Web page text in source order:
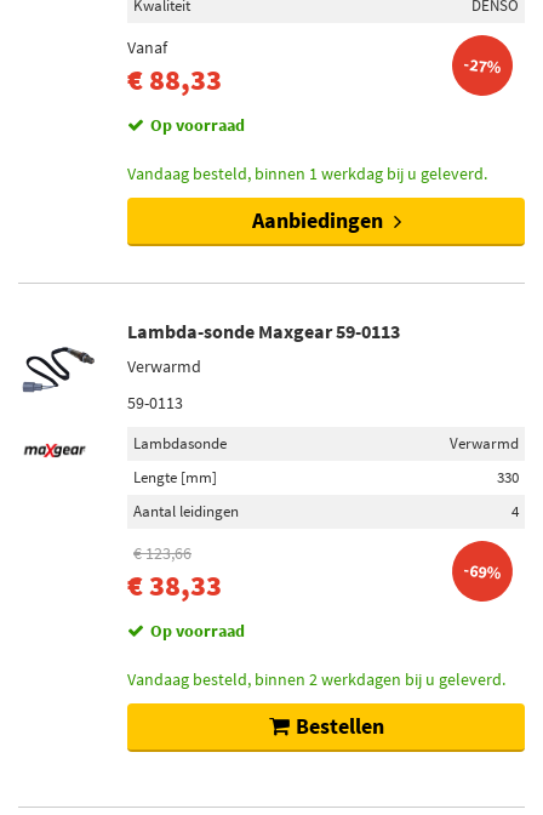
Kwaliteit DENSO
Vanaf
€ 88,33 -27%
Op voorraad
Vandaag besteld, binnen 1 werkdag bij u geleverd.
Aanbiedingen
Lambda-sonde Maxgear 59-0113
Verwarmd
59-0113
Lambdasonde
Verwarmd
Lengte [mm]
330
Aantal leidingen
4
€ 123,66
€ 38,33 -69%
Op voorraad
Vandaag besteld, binnen 2 werkdagen bij u geleverd.
Bestellen